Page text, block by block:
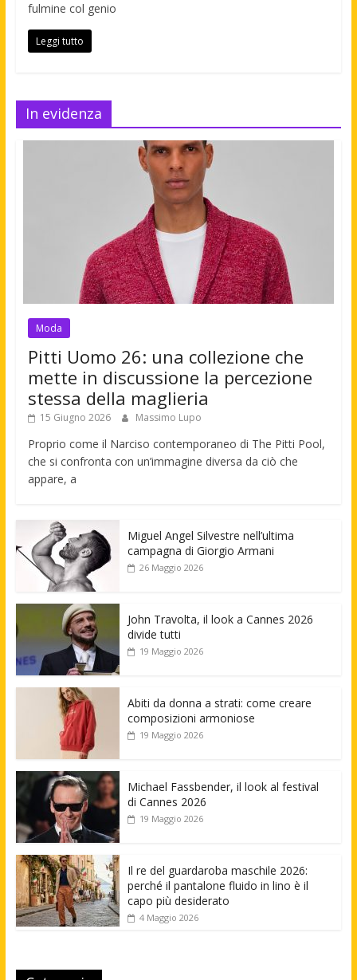
fulmine col genio
Leggi tutto
In evidenza
Moda
Pitti Uomo 26: una collezione che
mette in discussione la percezione
stessa della maglieria
15 Giugno 2026 Massimo Lupo
Proprio come il Narciso contemporaneo di The Pitti Pool,
che si confronta con un’immagine diversa da ciò che
appare, a
Miguel Angel Silvestre nell’ultima
campagna di Giorgio Armani
26 Maggio 2026
John Travolta, il look a Cannes 2026
divide tutti
19 Maggio 2026
Abiti da donna a strati: come creare
composizioni armoniose
19 Maggio 2026
Michael Fassbender, il look al festival
di Cannes 2026
19 Maggio 2026
Il re del guardaroba maschile 2026:
perché il pantalone fluido in lino è il
capo più desiderato
4 Maggio 2026